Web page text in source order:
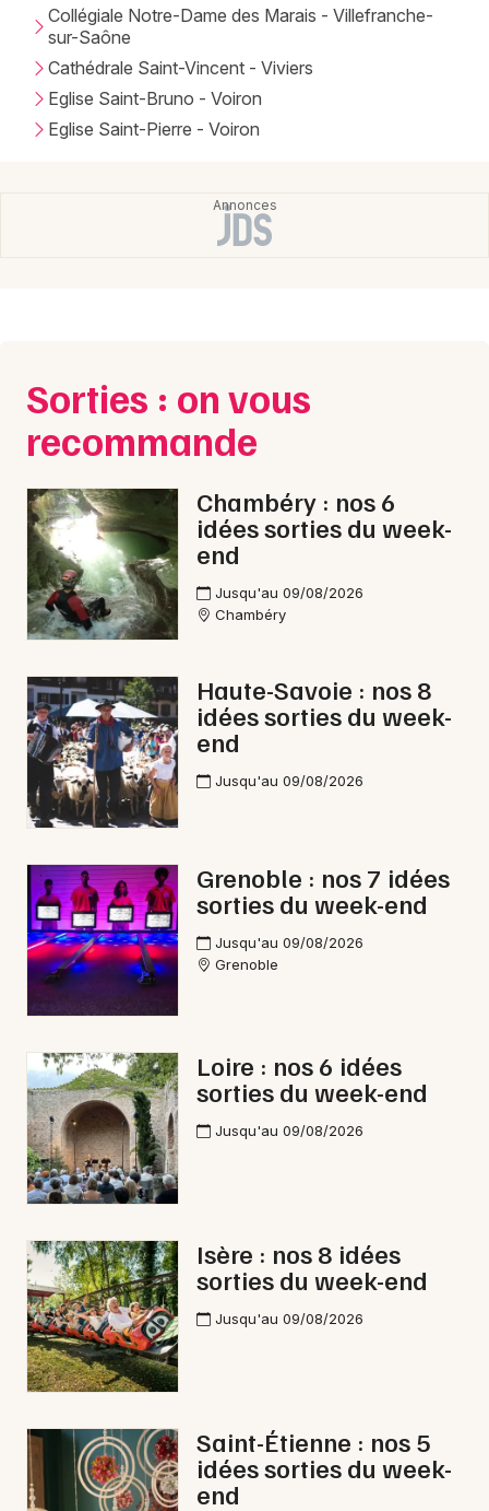
Collégiale Notre-Dame des Marais - Villefranche-
sur-Saône
Cathédrale Saint-Vincent - Viviers
Eglise Saint-Bruno - Voiron
Eglise Saint-Pierre - Voiron
Sorties : on vous
recommande
Chambéry : nos 6
idées sorties du week-
end
Jusqu'au 09/08/2026
Chambéry
Haute-Savoie : nos 8
idées sorties du week-
end
Jusqu'au 09/08/2026
Grenoble : nos 7 idées
sorties du week-end
Jusqu'au 09/08/2026
Grenoble
Loire : nos 6 idées
sorties du week-end
Jusqu'au 09/08/2026
Isère : nos 8 idées
sorties du week-end
Jusqu'au 09/08/2026
Saint-Étienne : nos 5
idées sorties du week-
end